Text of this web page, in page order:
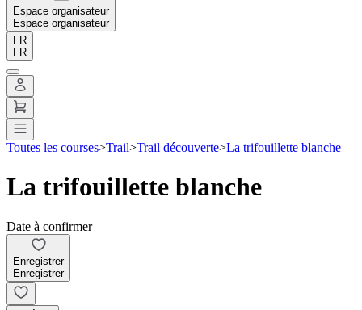
Espace organisateur
Espace organisateur
FR
FR
Toutes les courses>Trail>Trail découverte>La trifouillette blanche
La trifouillette blanche
Date à confirmer
Enregistrer
Enregistrer